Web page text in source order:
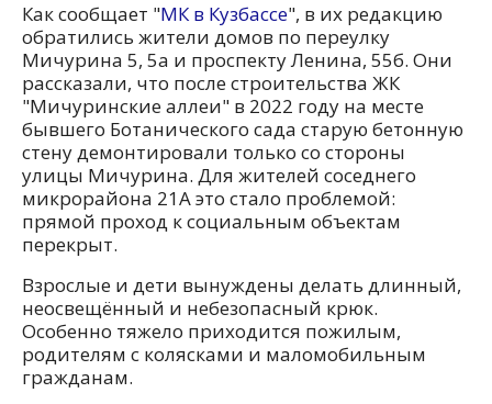
Как сообщает "МК в Кузбассе", в их редакцию
обратились жители домов по переулку
Мичурина 5, 5а и проспекту Ленина, 55б. Они
рассказали, что после строительства ЖК
"Мичуринские аллеи" в 2022 году на месте
бывшего Ботанического сада старую бетонную
стену демонтировали только со стороны
улицы Мичурина. Для жителей соседнего
микрорайона 21А это стало проблемой:
прямой проход к социальным объектам
перекрыт.
Взрослые и дети вынуждены делать длинный,
неосвещённый и небезопасный крюк.
Особенно тяжело приходится пожилым,
родителям с колясками и маломобильным
гражданам.